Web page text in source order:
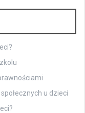
u dzieci